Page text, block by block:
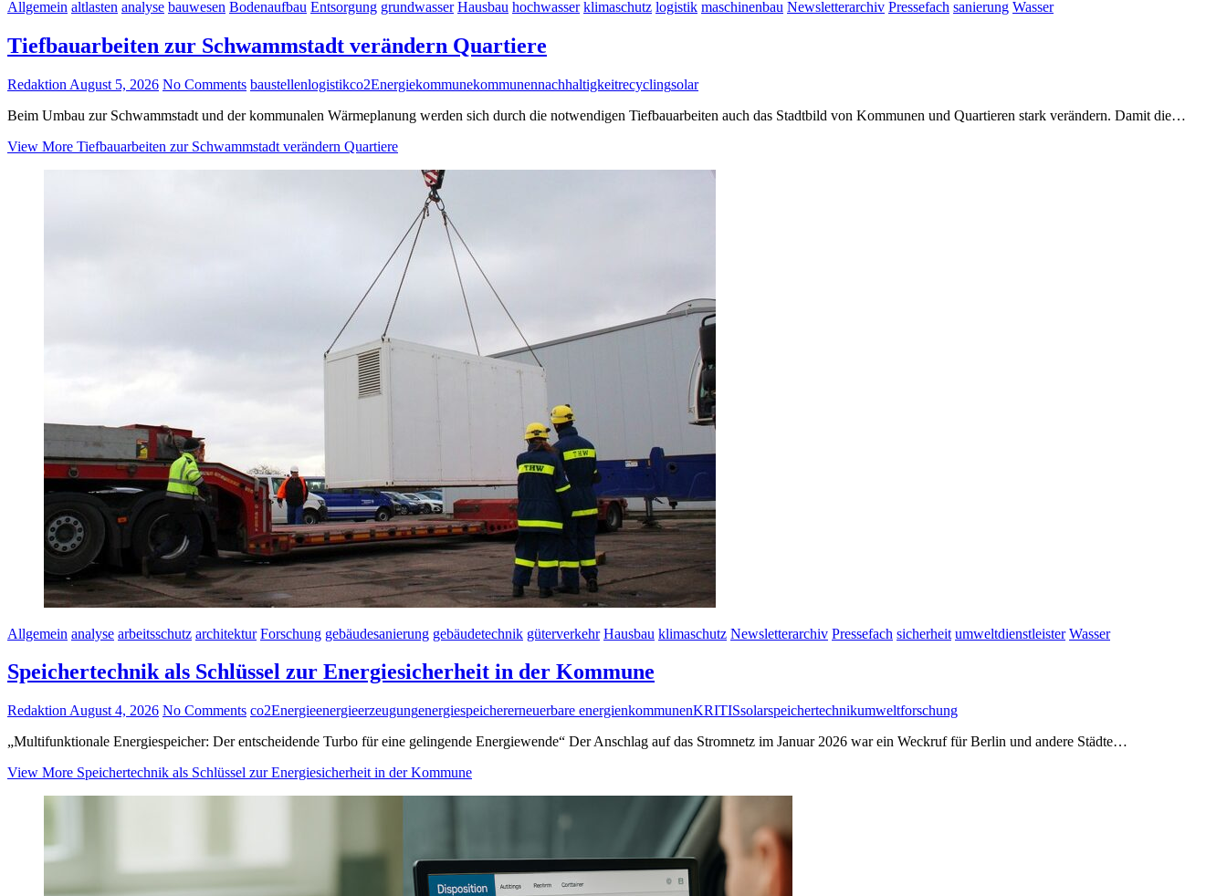
Allgemein altlasten analyse bauwesen Bodenaufbau Entsorgung grundwasser Hausbau hochwasser klimaschutz logistik maschinenbau Newsletterarchiv Pressefach sanierung Wasser
Tiefbauarbeiten zur Schwammstadt verändern Quartiere
Redaktion August 5, 2026 No Comments baustellenlogistikco2Energiekommunekommunennachhaltigkeitrecyclingsolar
Beim Umbau zur Schwammstadt und der kommunalen Wärmeplanung werden sich durch die notwendigen Tiefbauarbeiten auch das Stadtbild von Kommunen und Quartieren stark verändern. Damit die…
View More Tiefbauarbeiten zur Schwammstadt verändern Quartiere
Allgemein analyse arbeitsschutz architektur Forschung gebäudesanierung gebäudetechnik güterverkehr Hausbau klimaschutz Newsletterarchiv Pressefach sicherheit umweltdienstleister Wasser
Speichertechnik als Schlüssel zur Energiesicherheit in der Kommune
Redaktion August 4, 2026 No Comments co2Energieenergieerzeugungenergiespeichererneuerbare energienkommunenKRITISsolarspeichertechnikumweltforschung
„Multifunktionale Energiespeicher: Der entscheidende Turbo für eine gelingende Energiewende“ Der Anschlag auf das Stromnetz im Januar 2026 war ein Weckruf für Berlin und andere Städte…
View More Speichertechnik als Schlüssel zur Energiesicherheit in der Kommune